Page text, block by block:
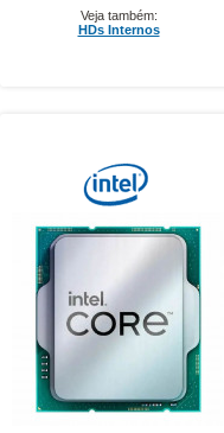
Veja também:
HDs Internos